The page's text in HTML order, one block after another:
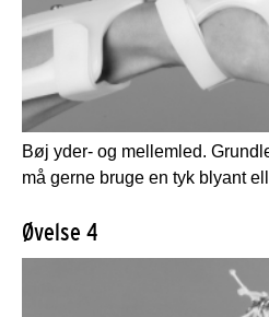
Bøj yder- og mellemled.
må gerne bruge en tyk blyant
Øvelse 4